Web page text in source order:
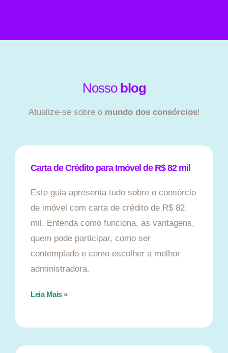
Nosso blog
Atualize-se sobre o mundo dos consórcios!
Carta de Crédito para Imóvel de R$ 82 mil
Este guia apresenta tudo sobre o consórcio
de imóvel com carta de crédito de R$ 82
mil. Entenda como funciona, as vantagens,
quem pode participar, como ser
contemplado e como escolher a melhor
administradora.
Leia Mais »